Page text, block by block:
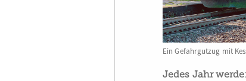
Ein Gefahrgutzug mit
Jedes Jahr